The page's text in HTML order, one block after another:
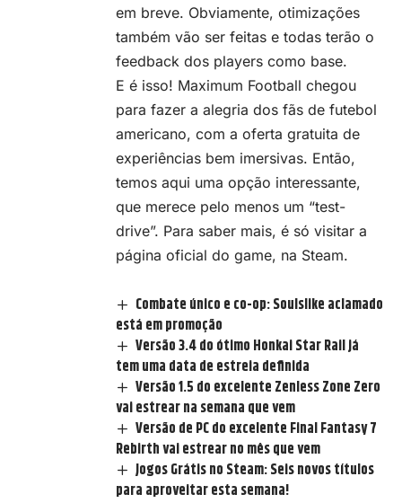
em breve. Obviamente, otimizações
também vão ser feitas e todas terão o
feedback dos players como base.
E é isso! Maximum Football chegou
para fazer a alegria dos fãs de futebol
americano, com a oferta gratuita de
experiências bem imersivas. Então,
temos aqui uma opção interessante,
que merece pelo menos um “test-
drive”. Para saber mais, é só visitar a
página oficial do game, na Steam.
Combate único e co-op: Soulslike aclamado
está em promoção
Versão 3.4 do ótimo Honkai Star Rail já
tem uma data de estreia definida
Versão 1.5 do excelente Zenless Zone Zero
vai estrear na semana que vem
Versão de PC do excelente Final Fantasy 7
Rebirth vai estrear no mês que vem
Jogos Grátis no Steam: Seis novos títulos
para aproveitar esta semana!